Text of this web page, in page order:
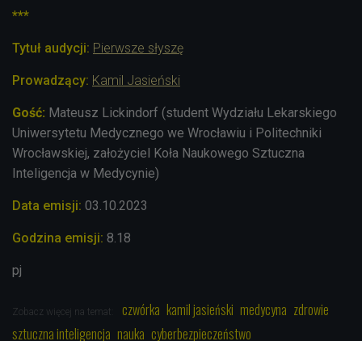
***
Tytuł audycji: Pierwsze słyszę
Prowadzący: Kamil Jasieński
Gość: Mateusz Lickindorf (student Wydziału Lekarskiego
Uniwersytetu Medycznego we Wrocławiu i Politechniki
Wrocławskiej, założyciel Koła Naukowego Sztuczna
Inteligencja w Medycynie)
Data emisji: 03.10.2023
Godzina emisji: 8.18
pj
Zobacz więcej na temat: czwórka kamil jasieński medycyna zdrowie
sztuczna inteligencja nauka cyberbezpieczeństwo